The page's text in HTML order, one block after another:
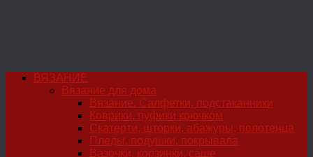
ВЯЗАНИЕ
Вязание для дома
Вязание. Салфетки, подстаканники
Коврики, пуфики крючком
Скатерти, шторки, абажуры, полотенца
Пледы, подушки, покрывала
Вазочки, корзинки, саше